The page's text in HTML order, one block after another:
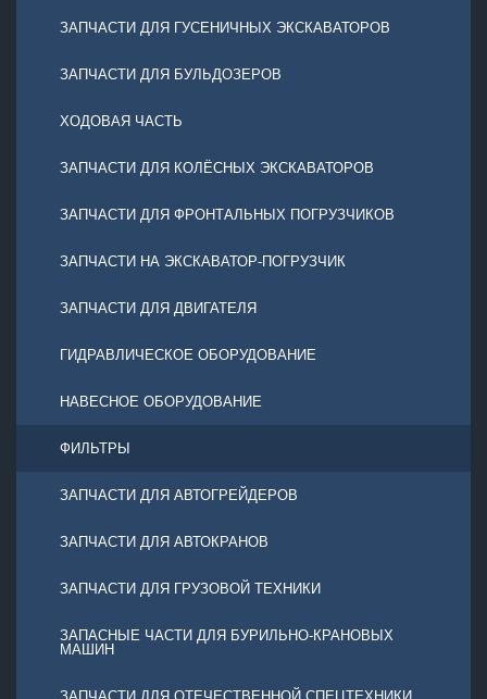
ЗАПЧАСТИ ДЛЯ ГУСЕНИЧНЫХ ЭКСКАВАТОРОВ
ЗАПЧАСТИ ДЛЯ БУЛЬДОЗЕРОВ
ХОДОВАЯ ЧАСТЬ
ЗАПЧАСТИ ДЛЯ КОЛЁСНЫХ ЭКСКАВАТОРОВ
ЗАПЧАСТИ ДЛЯ ФРОНТАЛЬНЫХ ПОГРУЗЧИКОВ
ЗАПЧАСТИ НА ЭКСКАВАТОР-ПОГРУЗЧИК
ЗАПЧАСТИ ДЛЯ ДВИГАТЕЛЯ
ГИДРАВЛИЧЕСКОЕ ОБОРУДОВАНИЕ
НАВЕСНОЕ ОБОРУДОВАНИЕ
ФИЛЬТРЫ
ЗАПЧАСТИ ДЛЯ АВТОГРЕЙДЕРОВ
ЗАПЧАСТИ ДЛЯ АВТОКРАНОВ
ЗАПЧАСТИ ДЛЯ ГРУЗОВОЙ ТЕХНИКИ
ЗАПАСНЫЕ ЧАСТИ ДЛЯ БУРИЛЬНО-КРАНОВЫХ
МАШИН